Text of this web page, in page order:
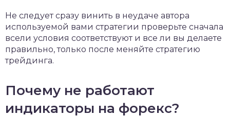
Не следует сразу винить в неудаче автора
используемой вами стратегии проверьте сначала
всели условия соответствуют и все ли вы делаете
правильно, только после меняйте стратегию
трейдинга.
Почему не работают
индикаторы на форекс?